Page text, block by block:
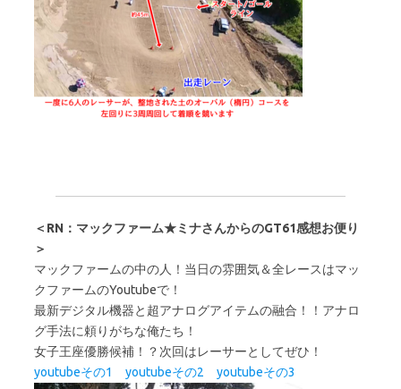
＜RN：マックファーム★ミナさんからのGT61感想お便り
＞
マックファームの中の人！当日の雰囲気＆全レースはマッ
クファームのYoutubeで！
最新デジタル機器と超アナログアイテムの融合！！アナロ
グ手法に頼りがちな俺たち！
女子王座優勝候補！？次回はレーサーとしてぜひ！
youtubeその1
youtubeその2 youtubeその3